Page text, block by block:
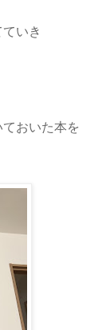
いき
おいた本を